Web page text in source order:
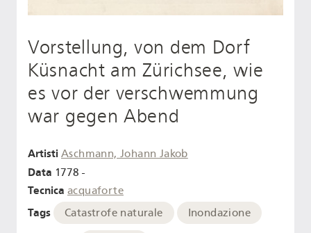
Vorstellung, von dem Dorf
Küsnacht am Zürichsee, wie
es vor der verschwemmung
war gegen Abend
Artisti Aschmann, Johann Jakob
Data 1778 -
Tecnica acquaforte
Tags Catastrofe naturale Inondazione